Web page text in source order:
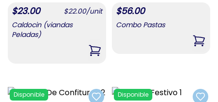
$23.00 $22.00/unit
Caldocin (viandas
Peladas)
,Caldocin (viandas Peladas)
$56.00
Combo Pastas
,
Disponible Disponible